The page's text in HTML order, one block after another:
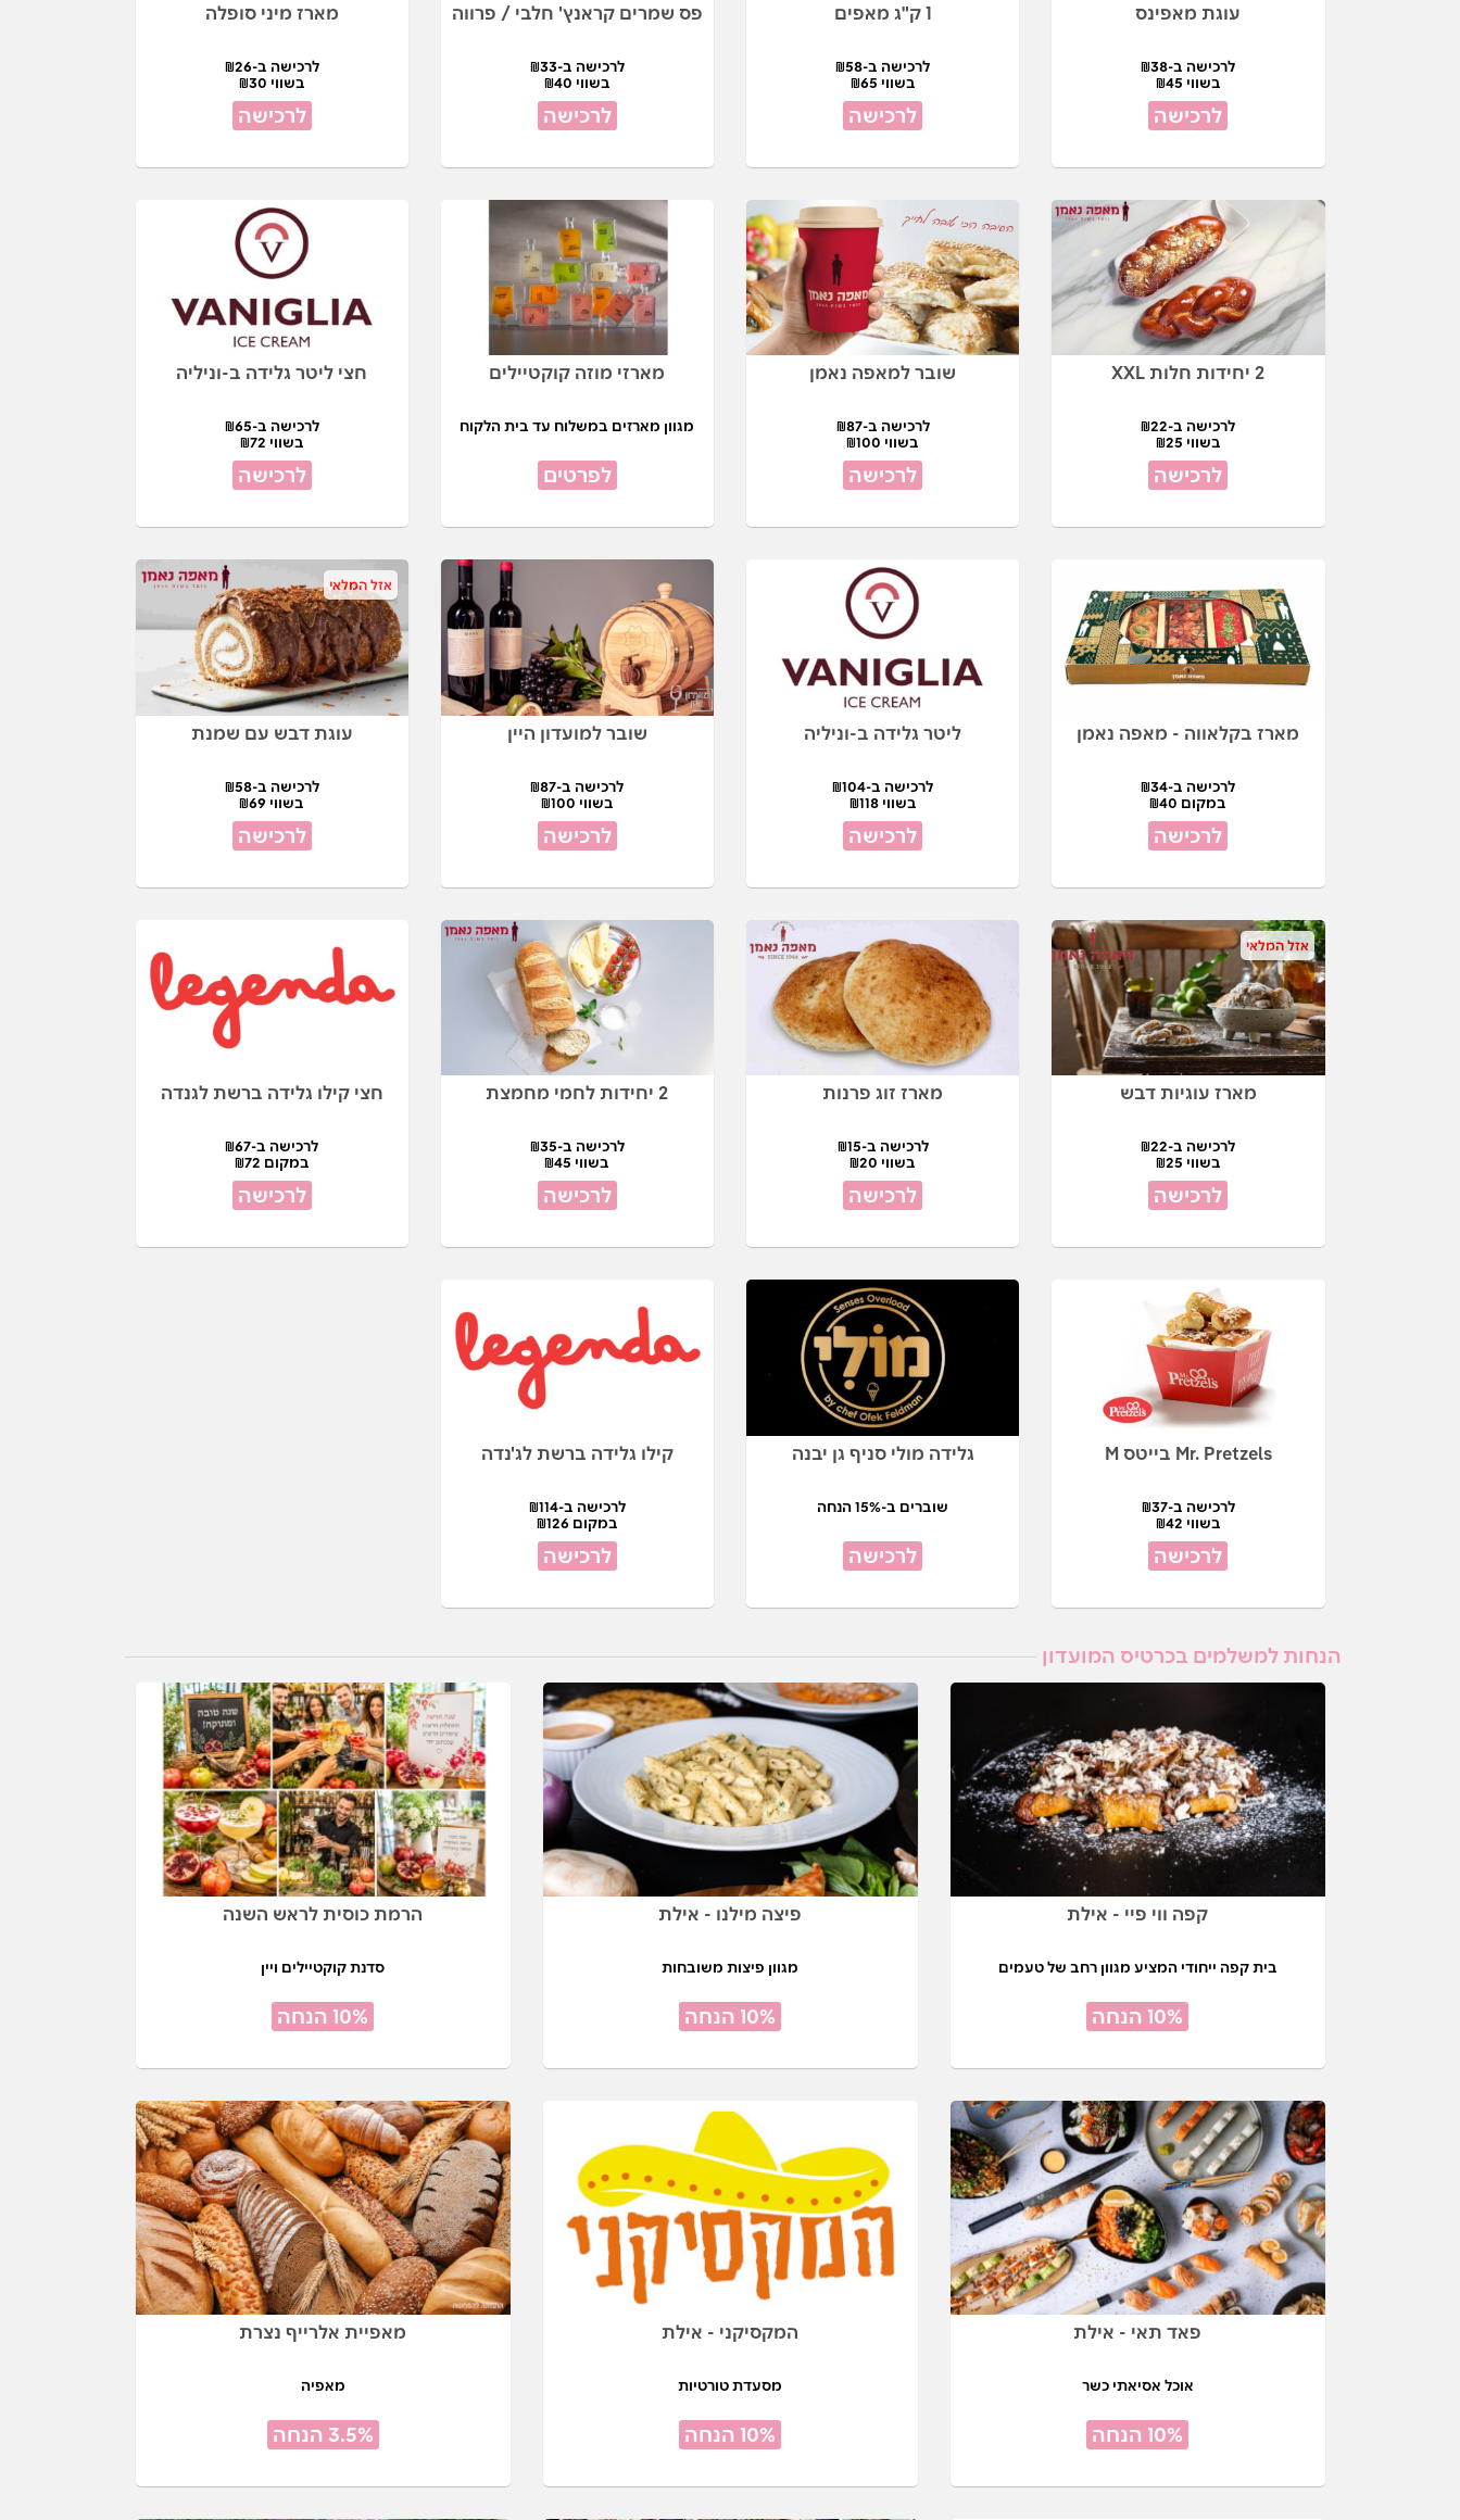
עוגת מאפינס
לרכישה ב-₪38
בשווי ₪45
לרכישה
1 ק"ג מאפים
לרכישה ב-₪58
בשווי ₪65
לרכישה
פס שמרים קראנץ' חלבי / פרווה
לרכישה ב-₪33
בשווי ₪40
לרכישה
מארז מיני סופלה
לרכישה ב-₪26
בשווי ₪30
לרכישה
2 יחידות חלות XXL
לרכישה ב-₪22
בשווי ₪25
לרכישה
שובר למאפה נאמן
לרכישה ב-₪87
בשווי ₪100
לרכישה
מארזי מוזה קוקטיילים
מגוון מארזים במשלוח עד בית הלקוח
לפרטים
חצי ליטר גלידה ב-וניליה
לרכישה ב-₪65
בשווי ₪72
לרכישה
מארז בקלאווה - מאפה נאמן
לרכישה ב-₪34
במקום ₪40
לרכישה
ליטר גלידה ב-וניליה
לרכישה ב-₪104
בשווי ₪118
לרכישה
שובר למועדון היין
לרכישה ב-₪87
בשווי ₪100
לרכישה
עוגת דבש עם שמנת
לרכישה ב-₪58
בשווי ₪69
לרכישה
אזל המלאי
מארז עוגיות דבש
לרכישה ב-₪22
בשווי ₪25
לרכישה
אזל המלאי
מארז זוג פרנות
לרכישה ב-₪15
בשווי ₪20
לרכישה
2 יחידות לחמי מחמצת
לרכישה ב-₪35
בשווי ₪45
לרכישה
חצי קילו גלידה ברשת לגנדה
לרכישה ב-₪67
במקום ₪72
לרכישה
Mr. Pretzels בייטס M
לרכישה ב-₪37
בשווי ₪42
לרכישה
גלידה מולי סניף גן יבנה
שוברים ב-15% הנחה
לרכישה
קילו גלידה ברשת לג'נדה
לרכישה ב-₪114
במקום ₪126
לרכישה
הנחות למשלמים בכרטיס המועדון
קפה ווי פיי - אילת
בית קפה ייחודי המציע מגוון רחב של טעמים
10% הנחה
פיצה מילנו - אילת
מגוון פיצות משובחות
10% הנחה
הרמת כוסית לראש השנה
סדנת קוקטיילים ויין
10% הנחה
פאד תאי - אילת
אוכל אסיאתי כשר
10% הנחה
המקסיקני - אילת
מסעדת טורטיות
10% הנחה
מאפיית אלרייף נצרת
מאפיה
3.5% הנחה